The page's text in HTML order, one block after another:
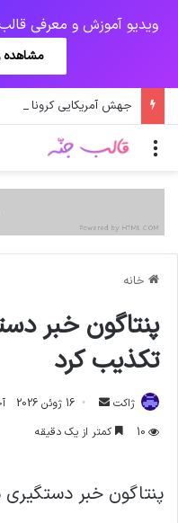
ویدیو آموزش و معرفی قالب
مشاهده
منو
خانه
‌پنتاگون خبر
تکذیب کرد
ژاکت
ارسال
ایمیل
16 ژوئن 2026
10
کمتر از یک دقیقه
‌پنتاگون خبر